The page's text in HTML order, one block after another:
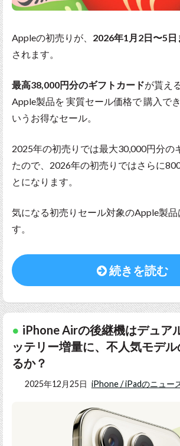
Appleの初売りが、 2026年1月2日〜5日
されます。
最高38,000円分のギフトカードが貰え
Apple製品を 実質セール価格で 購入で
いうお得なセール。
2025年の初売りでは最大30,000円分の
たので、2026年の初売りではさらに
とになります。
気になる初売りセール対象のApple製
す。
続きを読む
iPhone Airの後継機はデュア
ッテリー増量に、不人気モデ
るか？
2025年12月25日 iPhone / iPadのニュー